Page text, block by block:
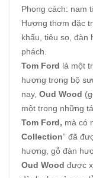
Phong cách: nam
Hương thơm đặc
khấu, tiêu sọ, đàn
phách.
Tom Ford là một
hương trong bộ
nay, Oud Wood
một trong những
Tom Ford, mà có
Collection” đã
hương, gỗ đàn
Oud Wood được